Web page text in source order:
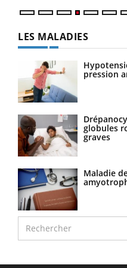
LES MALADIES
pression
globules
graves
Maladie